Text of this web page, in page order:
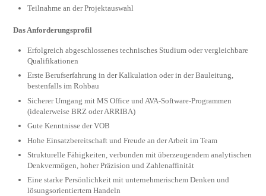
Teilnahme an der Projektauswahl
Das Anforderungsprofil
Erfolgreich abgeschlossenes technisches Studium oder vergleichbare
Qualifikationen
Erste Berufserfahrung in der Kalkulation oder in der Bauleitung,
bestenfalls im Rohbau
Sicherer Umgang mit MS Office und AVA-Software-Programmen
(idealerweise BRZ oder ARRIBA)
Gute Kenntnisse der VOB
Hohe Einsatzbereitschaft und Freude an der Arbeit im Team
Strukturelle Fähigkeiten, verbunden mit überzeugendem analytischen
Denkvermögen, hoher Präzision und Zahlenaffinität
Eine starke Persönlichkeit mit unternehmerischem Denken und
lösungsorientiertem Handeln